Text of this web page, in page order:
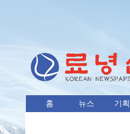
홈 뉴스 기획